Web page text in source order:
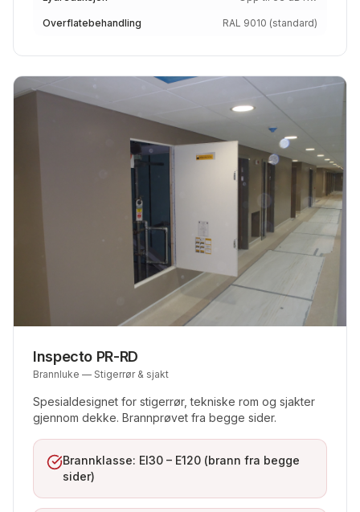
Overflatebehandling RAL 9010 (standard)
Inspecto PR-RD
Brannluke — Stigerrør & sjakt
Spesialdesignet for stigerrør, tekniske rom og sjakter
gjennom dekke. Brannprøvet fra begge sider.
Brannklasse: EI30 – E120 (brann fra begge
sider)